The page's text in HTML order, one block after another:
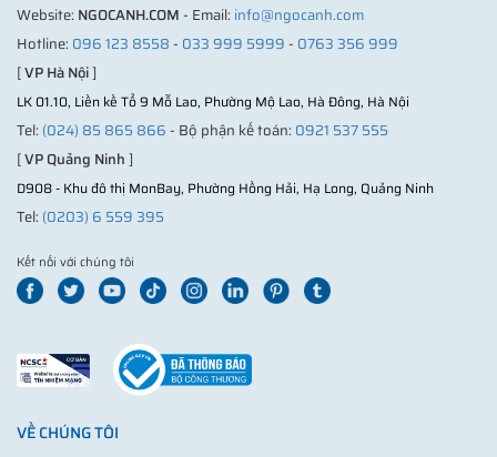
Website: NGOCANH.COM- Email: info@ngocanh.com
Hotline: 096 123 8558- 033 999 5999- 0763 356 999
[VP Hà Nội]
LK 01.10, Liền kề Tổ 9 Mỗ Lao, Phường Mộ Lao, Hà Đông, Hà Nội
Tel: (024) 85 865 866- Bộ phận kế toán: 0921 537 555
[VP Quảng Ninh]
D908 - Khu đô thị MonBay, Phường Hồng Hải, Hạ Long, Quảng Ninh
Tel: (0203) 6 559 395
Kết nối với chúng tôi
VỀ CHÚNG TÔI